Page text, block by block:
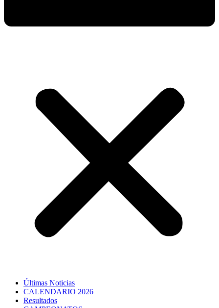
Últimas Noticias
CALENDARIO 2026
Resultados